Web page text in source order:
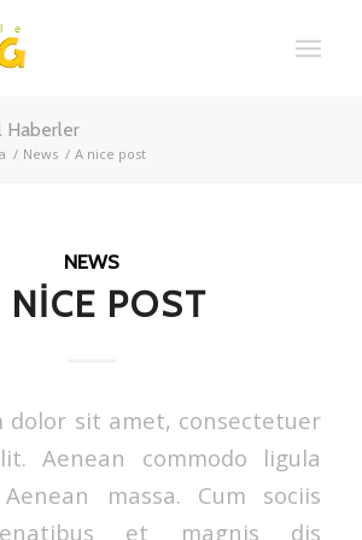
Haberler
/ News / A nice post
NEWS
NICE POST
dolor sit amet, consectetuer
Aenean commodo ligula
massa. Cum sociis
et magnis dis